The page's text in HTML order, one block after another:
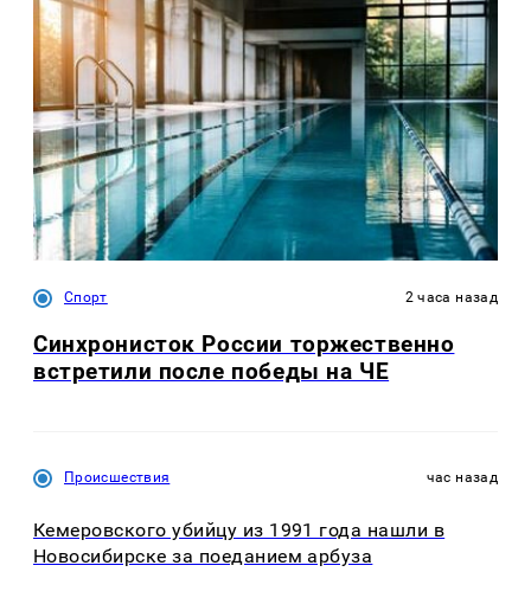
Спорт 2 часа назад
Синхронисток России торжественно
встретили после победы на ЧЕ
Происшествия час назад
Кемеровского убийцу из 1991 года нашли в
Новосибирске за поеданием арбуза